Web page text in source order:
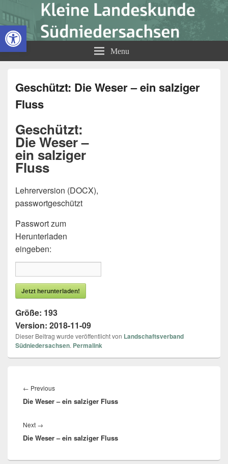
Open toolbar
Kleine Landeskunde
Südniedersachsen
Menu
Geschützt: Die Weser – ein salziger
Fluss
Geschützt:
Die Weser –
ein salziger
Fluss
Lehrerversion (DOCX),
passwortgeschützt
Passwort zum
Herunterladen
eingeben:
Jetzt herunterladen!
Größe: 193
Version: 2018-11-09
Dieser Beitrag wurde veröffentlicht von Landschaftsverband
Südniedersachsen. Permalink
← Previous
post:
Die Weser – ein salziger Fluss
Next →
post:
Die Weser – ein salziger Fluss